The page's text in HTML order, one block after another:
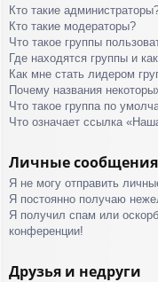
Кто такие
Кто такие модераторы?
Что такое группы
Где находятся группы и
Как мне стать лидером
Почему названия
Что такое группа по
Что означает ссылка
Личные сообщения
Я не могу отправить
Я постоянно получаю
Я получил спам или
конференции!
Друзья и недруги